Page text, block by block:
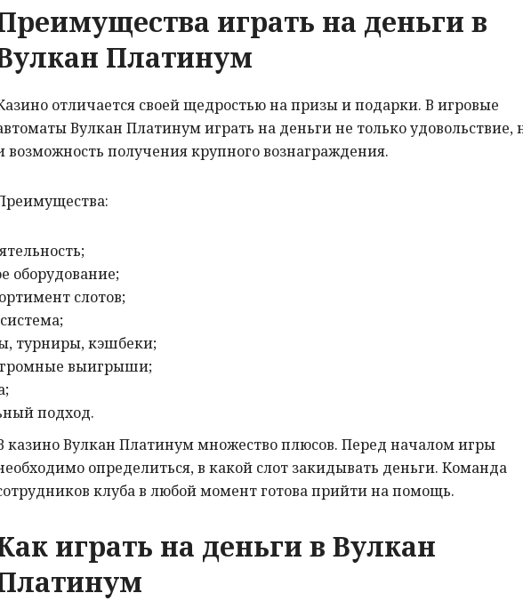
играть на деньги в
Платинум
отличается своей щедростью на призы и подарки. В игровые
Вулкан Платинум играть на деньги не только удовольствие,
возможность получения крупного вознаграждения.
оборудование;
слотов;
турниры, кэшбеки;
выигрыши;
подход.
казино Вулкан Платинум множество плюсов. Перед началом игры
определиться, в какой слот закидывать деньги. Команда
клуба в любой момент готова прийти на помощь.
играть на деньги в Вулкан